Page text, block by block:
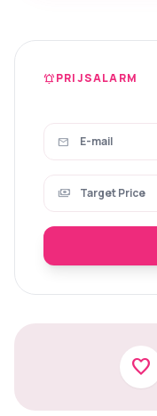
notifications_activePRIJSALARM
mail
payments
favorite